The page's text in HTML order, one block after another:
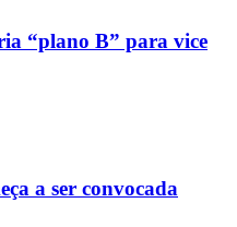
“plano B” para vice
a ser convocada